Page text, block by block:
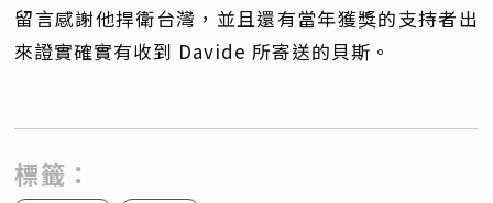
留言感謝他捍衛台灣，並且還有當年獲獎的支持者出
來證實確實有收到 Davide 所寄送的貝斯。
標籤：